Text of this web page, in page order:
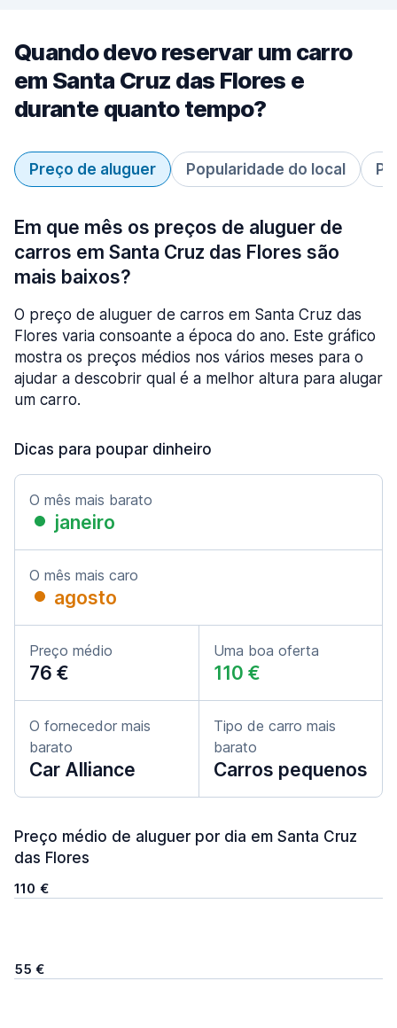
Quando devo reservar um carro
em Santa Cruz das Flores e
durante quanto tempo?
Preço de aluguer Popularidade do local
Em que mês os preços de aluguer de
carros em Santa Cruz das Flores são
mais baixos?
O preço de aluguer de carros em Santa Cruz das
Flores varia consoante a época do ano. Este gráfico
mostra os preços médios nos vários meses para o
ajudar a descobrir qual é a melhor altura para alugar
um carro.
Dicas para poupar dinheiro
O mês mais barato
janeiro
O mês mais caro
agosto
Preço médio
76 €
Uma boa oferta
110 €
O fornecedor mais
barato
Car Alliance
Tipo de carro mais
barato
Carros pequenos
Preço médio de aluguer por dia em Santa Cruz
das Flores
110 €
55 €